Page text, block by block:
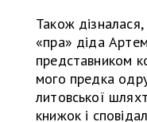
Також
«пра» діда
представником
мого предка
литовської
книжок і